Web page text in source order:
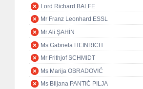
Lord Richard BALFE
Mr Franz Leonhard ESSL
Mr Ali ŞAHİN
Ms Gabriela HEINRICH
Mr Frithjof SCHMIDT
Ms Marija OBRADOVIĆ
Ms Biljana PANTIĆ PILJA